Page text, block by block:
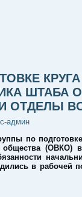
ШТАБА
ОТДЕЛЫ
админ
по
общества (ОВКО)
в рабочей